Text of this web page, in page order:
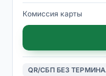
Комиссия карты
QR/СБП БЕЗ